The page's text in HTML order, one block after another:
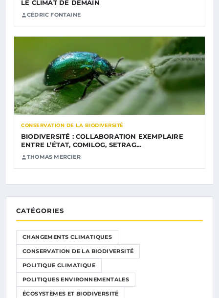
LE CLIMAT DE DEMAIN
CÉDRIC FONTAINE
CONSERVATION DE LA BIODIVERSITÉ
BIODIVERSITÉ : COLLABORATION EXEMPLAIRE
ENTRE L’ÉTAT, COMILOG, SETRAG…
THOMAS MERCIER
CATÉGORIES
CHANGEMENTS CLIMATIQUES
CONSERVATION DE LA BIODIVERSITÉ
POLITIQUE CLIMATIQUE
POLITIQUES ENVIRONNEMENTALES
ÉCOSYSTÈMES ET BIODIVERSITÉ